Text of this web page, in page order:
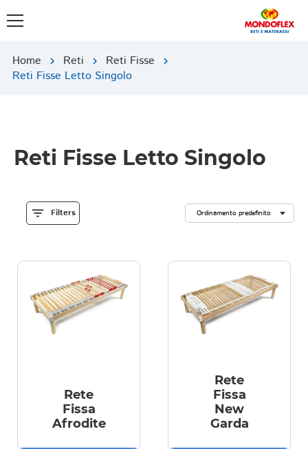
Home chevron_right Reti chevron_right Reti Fisse chevron_right
Reti Fisse Letto Singolo
Reti Fisse Letto Singolo
filter_list Filters
Rete
Fissa
Afrodite
Rete
Fissa
New
Garda